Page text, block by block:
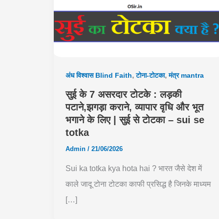
अंध विश्वास Blind Faith,टोना-टोटका,मंत्र mantra
सुई के 7 असरदार टोटके : लड़की
पटाने,झगड़ा कराने, व्यापार वृधि और भूत
भगाने के लिए | सुई से टोटका – sui se
totka
Admin / 21/06/2026
Sui ka totka kya hota hai ? भारत जैसे देश में
काले जादू टोना टोटका काफी प्रसिद्ध है जिनके माध्यम
[…]